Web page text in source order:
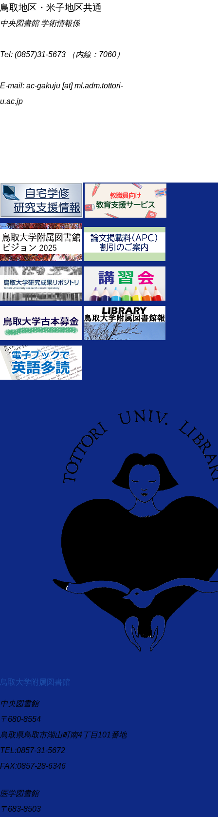
鳥取地区・米子地区共通
中央図書館 学術情報係
Tel: (0857)31-5673 （内線：7060）
E-mail: ac-gakuju [at] ml.adm.tottori-
u.ac.jp
鳥取大学附属図書館
中央図書館
〒680-8554
鳥取県鳥取市湖山町南4丁目101番地
TEL:0857-31-5672
FAX:0857-28-6346
医学図書館
〒683-8503